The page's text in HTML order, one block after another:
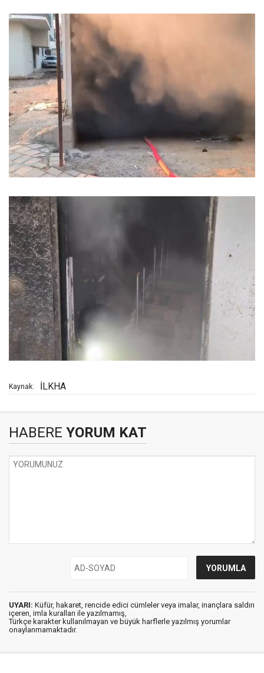
Kaynak: İLKHA
HABERE YORUM KAT
UYARI: Küfür, hakaret, rencide edici cümleler veya imalar, inançlara saldırı
içeren, imla kuralları ile yazılmamış,
Türkçe karakter kullanılmayan ve büyük harflerle yazılmış yorumlar
onaylanmamaktadır.